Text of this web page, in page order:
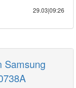
29.03|09:26
Samsung